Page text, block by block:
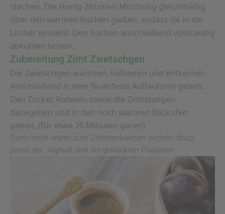
stechen. Die Honig-Zitronen Mischung gleichmäßig
über den warmen Kuchen gießen, sodass sie in die
Löcher einzieht. Den Kuchen anschließend vollständig
abkühlen lassen.
Zubereitung Zimt Zwetschgen
Die Zwetschgen waschen, halbieren und entkernen.
Anschließend in eine feuerfeste Auflauform geben.
Den Zucker, Rotwein sowie die Zimtstangen
dazugeben und in den noch warmen Backofen
geben. (für etwa 20 Minuten garen)
Dann noch warm zum Zitronenkuchen reichen, dazu
passt der Joghurt und die gehackten Pistazien.